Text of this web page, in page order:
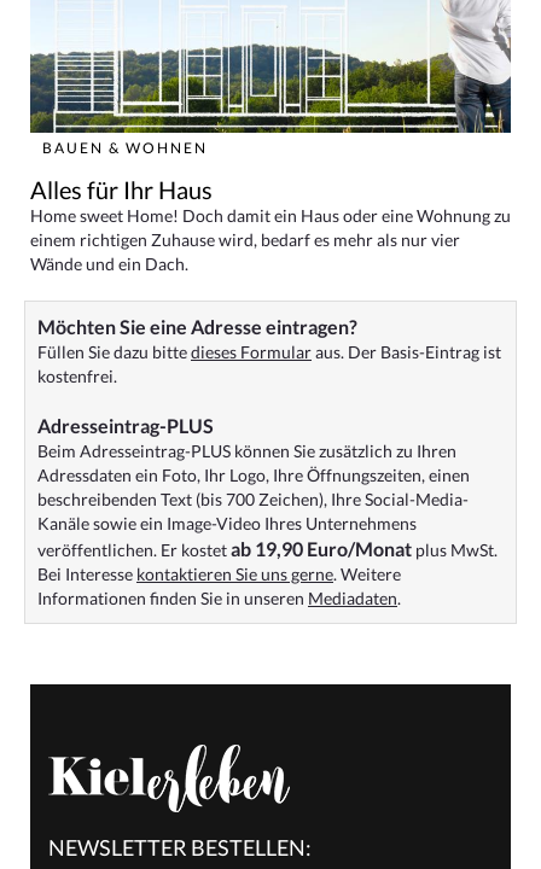
BAUEN & WOHNEN
Alles für Ihr Haus
Home sweet Home! Doch damit ein Haus oder eine Wohnung zu
einem richtigen Zuhause wird, bedarf es mehr als nur vier
Wände und ein Dach.
Möchten Sie eine Adresse eintragen?
Füllen Sie dazu bittedieses Formularaus. Der Basis-Eintrag ist
kostenfrei.
Adresseintrag-PLUS
Beim Adresseintrag-PLUS können Sie zusätzlich zu Ihren
Adressdaten ein Foto, Ihr Logo, Ihre Öffnungszeiten, einen
beschreibenden Text (bis 700 Zeichen), Ihre Social-Media-
Kanäle sowie ein Image-Video Ihres Unternehmens
veröffentlichen. Er kostetab 19,90 Euro/Monat plus MwSt.
Bei Interesse kontaktieren Sie uns gerne. Weitere
Informationen finden Sie in unseren Mediadaten.
NEWSLETTER BESTELLEN: